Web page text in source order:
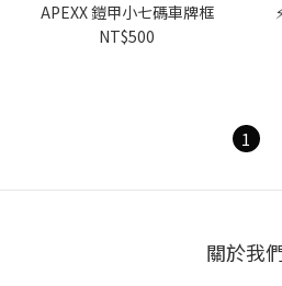
APEXX 鎧甲小七碼車牌框
NT$500
1
關於我